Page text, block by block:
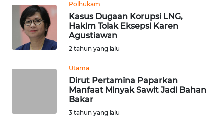
Polhukam
Kasus Dugaan Korupsi LNG,
Hakim Tolak Eksepsi Karen
Agustiawan
2 tahun yang lalu
Utama
Dirut Pertamina Paparkan
Manfaat Minyak Sawit Jadi Bahan
Bakar
3 tahun yang lalu
Regional
WN
SUMUT
WN